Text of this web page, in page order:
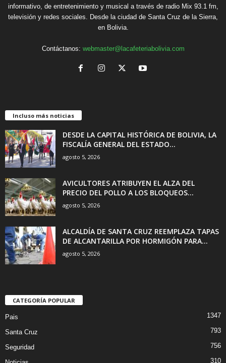
informativo, de entretenimiento y musical a través de radio Mix 93.1 fm,
televisión y redes sociales. Desde la ciudad de Santa Cruz de la Sierra,
en Bolivia.
Contáctanos: webmaster@lacafeteriabolivia.com
Incluso más noticias
DESDE LA CAPITAL HISTÓRICA DE BOLIVIA, LA
FISCALÍA GENERAL DEL ESTADO...
agosto 5, 2026
AVICULTORES ATRIBUYEN EL ALZA DEL
PRECIO DEL POLLO A LOS BLOQUEOS...
agosto 5, 2026
ALCALDÍA DE SANTA CRUZ REEMPLAZA TAPAS
DE ALCANTARILLA POR HORMIGÓN PARA...
agosto 5, 2026
CATEGORÍA POPULAR
Pais 1347
Santa Cruz 793
Seguridad 756
310